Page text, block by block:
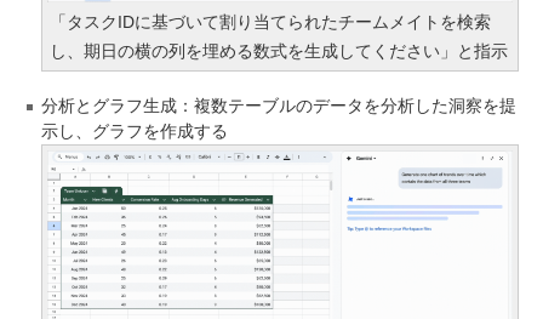
「タスクIDに基づいて割り当てられたチームメイトを検索
し、期日の横の列を埋める数式を生成してください」と指示
分析とグラフ生成：複数テーブルのデータを分析した洞察を提
示し、グラフを作成する